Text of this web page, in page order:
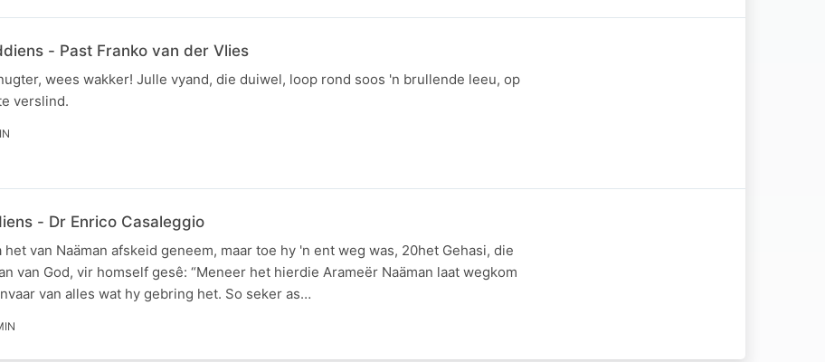
- Past Franko van der Vlies
wees wakker! Julle vyand, die duiwel, loop rond soos 'n brullende leeu, op
verslind.
- Dr Enrico Casaleggio
het van Naäman afskeid geneem, maar toe hy 'n ent weg was, 20het Gehasi, die
van God, vir homself gesê: “Meneer het hierdie Arameër Naäman laat wegkom
van alles wat hy gebring het. So seker as…